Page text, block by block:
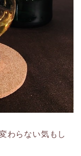
わらない気もし